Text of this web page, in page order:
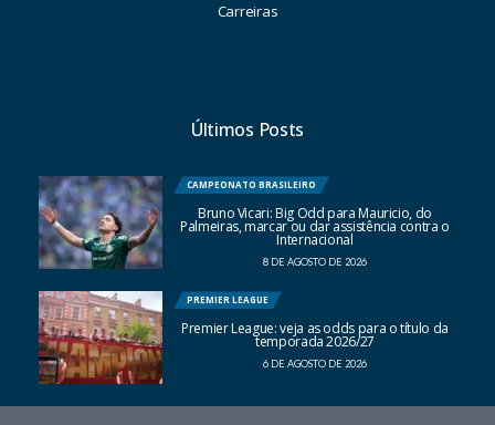
Carreiras
Últimos Posts
CAMPEONATO BRASILEIRO
Bruno Vicari: Big Odd para Mauricio, do
Palmeiras, marcar ou dar assistência contra o
Internacional
8 DE AGOSTO DE 2026
PREMIER LEAGUE
Premier League: veja as odds para o título da
temporada 2026/27
6 DE AGOSTO DE 2026